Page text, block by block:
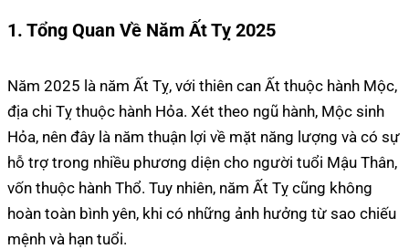
1. Tổng Quan Về Năm Ất Tỵ 2025
Năm 2025 là năm Ất Tỵ, với thiên can Ất thuộc hành Mộc,
địa chi Tỵ thuộc hành Hỏa. Xét theo ngũ hành, Mộc sinh
Hỏa, nên đây là năm thuận lợi về mặt năng lượng và có sự
hỗ trợ trong nhiều phương diện cho người tuổi Mậu Thân,
vốn thuộc hành Thổ. Tuy nhiên, năm Ất Tỵ cũng không
hoàn toàn bình yên, khi có những ảnh hưởng từ sao chiếu
mệnh và hạn tuổi.